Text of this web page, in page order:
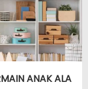
ANAK ALA